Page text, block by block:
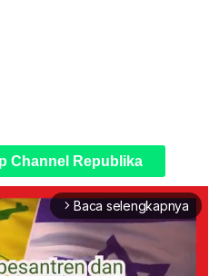
Channel Republika
arrow_forward_ios Baca selengkapnya